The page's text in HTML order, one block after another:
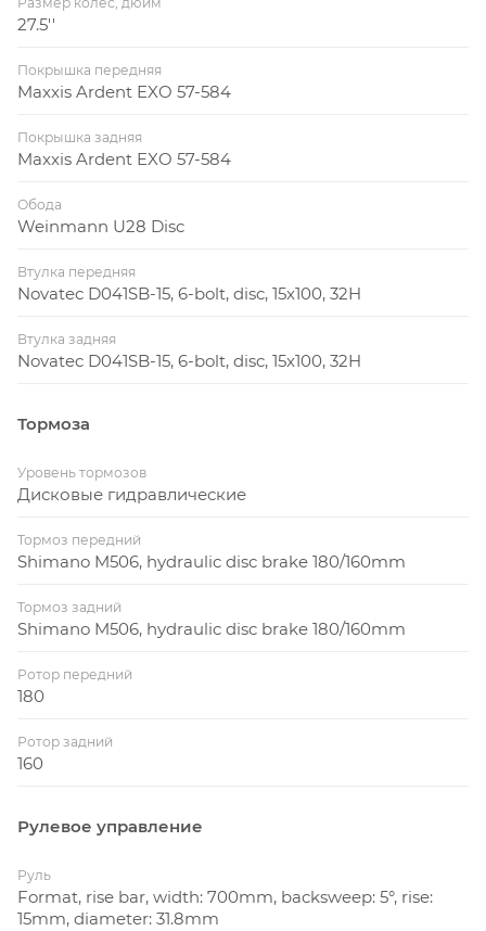
27.5''
Покрышка передняя
Maxxis Ardent EXO 57-584
Покрышка задняя
Maxxis Ardent EXO 57-584
Обода
Weinmann U28 Disc
Втулка передняя
Novatec D041SB-15, 6-bolt, disc, 15x100, 32H
Втулка задняя
Novatec D041SB-15, 6-bolt, disc, 15x100, 32H
Тормоза
Уровень тормозов
Дисковые гидравлические
Тормоз передний
Shimano M506, hydraulic disc brake 180/160mm
Тормоз задний
Shimano M506, hydraulic disc brake 180/160mm
Ротор передний
180
Ротор задний
160
Рулевое управление
Руль
Format, rise bar, width: 700mm, backsweep: 5°, rise:
15mm, diameter: 31.8mm